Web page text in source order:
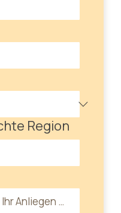
Region